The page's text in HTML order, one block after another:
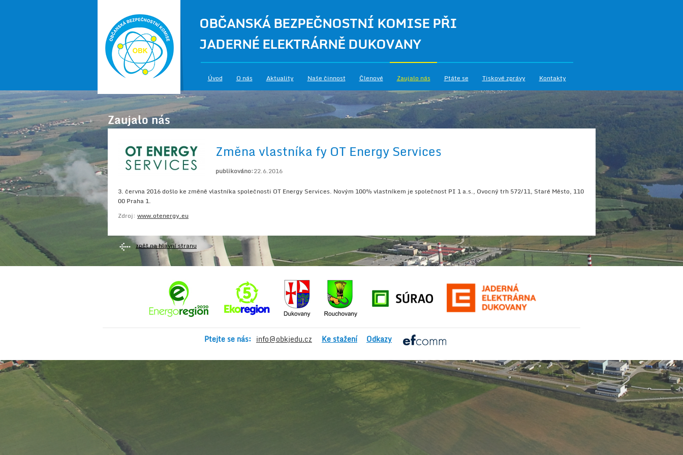
OBČANSKÁ BEZPEČNOSTNÍ KOMISE PŘI
JADERNÉ ELEKTRÁRNĚ DUKOVANY
Úvod O nás Aktuality Naše činnost Členové Zaujalo nás Ptáte se Tiskové zprávy Kontakty
Zaujalo nás
Změna vlastníka fy OT Energy Services
publikováno:22.6.2016
3. června 2016 došlo ke změně vlastníka společnosti OT Energy Services. Novým 100% vlastníkem je společnost PI 1 a.s., Ovocný trh 572/11, Staré Město, 110
00 Praha 1.
Zdroj: www.otenergy.eu
zpět na hlavní stranu
Ptejte se nás: info@obkjedu.cz Ke stažení Odkazy